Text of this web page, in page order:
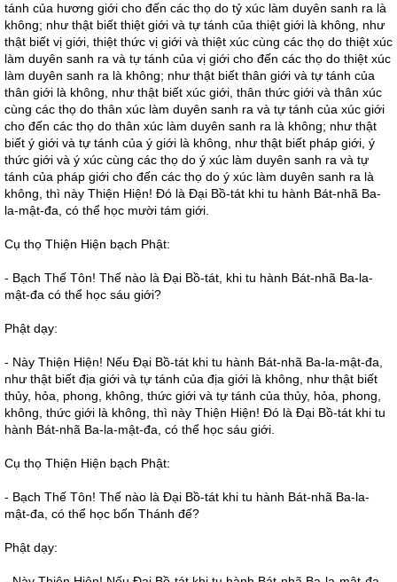
tánh của hương giới cho đến các thọ do tỷ xúc làm duyên sanh ra là
không; như thật biết thiệt giới và tự tánh của thiệt giới là không, như
thật biết vị giới, thiệt thức vị giới và thiệt xúc cùng các thọ do thiệt xúc
làm duyên sanh ra và tự tánh của vị giới cho đến các thọ do thiệt xúc
làm duyên sanh ra là không; như thật biết thân giới và tự tánh của
thân giới là không, như thật biết xúc giới, thân thức giới và thân xúc
cùng các thọ do thân xúc làm duyên sanh ra và tự tánh của xúc giới
cho đến các thọ do thân xúc làm duyên sanh ra là không; như thật
biết ý giới và tự tánh của ý giới là không, như thật biết pháp giới, ý
thức giới và ý xúc cùng các thọ do ý xúc làm duyên sanh ra và tự
tánh của pháp giới cho đến các thọ do ý xúc làm duyên sanh ra là
không, thì này Thiện Hiện! Đó là Đại Bồ-tát khi tu hành Bát-nhã Ba-
la-mật-đa, có thể học mười tám giới.
Cụ thọ Thiện Hiện bạch Phật:
- Bạch Thế Tôn! Thế nào là Đại Bồ-tát, khi tu hành Bát-nhã Ba-la-
mật-đa có thể học sáu giới?
Phật dạy:
- Này Thiện Hiện! Nếu Đại Bồ-tát khi tu hành Bát-nhã Ba-la-mật-đa,
như thật biết địa giới và tự tánh của địa giới là không, như thật biết
thủy, hỏa, phong, không, thức giới và tự tánh của thủy, hỏa, phong,
không, thức giới là không, thì này Thiện Hiện! Đó là Đại Bồ-tát khi tu
hành Bát-nhã Ba-la-mật-đa, có thể học sáu giới.
Cụ thọ Thiện Hiện bạch Phật:
- Bạch Thế Tôn! Thế nào là Đại Bồ-tát khi tu hành Bát-nhã Ba-la-
mật-đa, có thể học bốn Thánh đế?
Phật dạy: